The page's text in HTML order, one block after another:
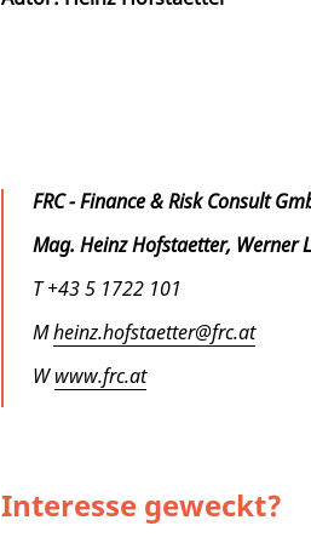
FRC - Finance & Risk Consult
Mag. Heinz Hofstaetter, Werner
T +43 5 1722 101
Mheinz.hofstaetter@frc.at
Wwww.frc.at
Interesse geweckt?